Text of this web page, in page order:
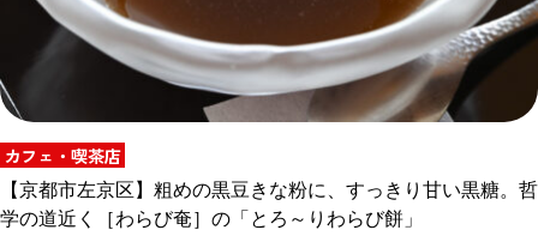
カフェ・喫茶店
【京都市左京区】粗めの黒豆きな粉に、すっきり甘い黒糖。哲
学の道近く［わらび奄］の「とろ～りわらび餅」